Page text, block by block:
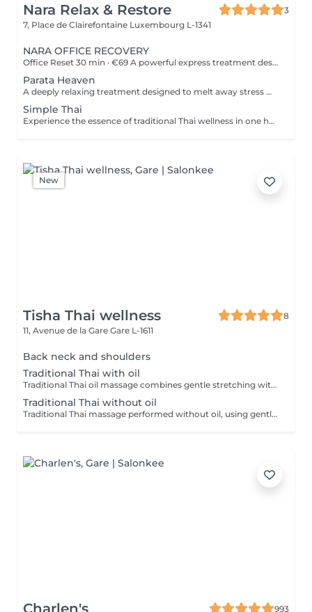
Nara Relax & Restore
3
7, Place de Clairefontaine Luxembourg L-1341
NARA OFFICE RECOVERY
Office Reset 30 min · €69 A powerful express treatment designed to release upper-body tension and calm the mind when time is limited. Includes: Upper Back Massage Neck & Shoulder Massage Acupressure Head Massage Targeted Hot Stones Cooling Jade Eye Mask Results: Looser muscles A lighter head Soothed, refreshed eyes A calmer mind Ideal during a lunch break or after work. Office Reset Plus 45 min · €89 A deeper upper-body recovery treatment with added foot relaxation for tired, heavy feet. Includes: Upper Back Massage Neck & Shoulder Massage Acupressure Head Massage Relaxing Foot Massage Targeted Hot Stones Cooling Jade Eye Mask Results: Reduced tension from prolonged sitting Refreshed feet and legs Renewed energy A calmer body and mind Executive Recovery 75 min · €139 Our complete head-to-toe ritual, created for accumulated stress and deeper physical fatigue. Includes: Detailed Back Massage Neck & Shoulder Massage Acupressure Head Massage Hand Acupressure Foot Reflexology Targeted Hot Stones Cooling Jade Eye Relaxation Results: Deeper muscular relaxation A lighter, re-energised body A calmer mind Restored balance and vitality Every treatment uses organic coconut oil and organic aromatherapy oils to soften the skin, ease muscular tension and promote deep relaxation.
Parata Heaven
A deeply relaxing treatment designed to melt away stress where it accumulates most. Combining a 60-minute Indian Head & Shoulder Massage with a 30-minute Office Syndrome Back & Shoulder Massage, this package focuses on the scalp, neck, shoulders, and upper back to release tension, calm the mind, and restore a feeling of lightness and wellbeing. Includes: Indian Head & Shoulder Massage 60 min Office Syndrome Back & Shoulder Massage 30 min
Simple Thai
Experience the essence of traditional Thai wellness in one harmonious ritual. Designed to relax the body, ease muscular tension, improve circulation, and restore a lasting sense of balance and wellbeing. Includes: Traditional Thai Oil Massage 90 min Thai Foot Reflexology 45 min
New
Tisha Thai wellness
8
11, Avenue de la Gare Gare L-1611
Back neck and shoulders
Traditional Thai with oil
Traditional Thai oil massage combines gentle stretching with flowing massage techniques using warm oil to ease muscle tension, improve circulation, and promote deep relaxation.
Traditional Thai without oil
Traditional Thai massage performed without oil, using gentle stretching and acupressure techniques to relieve muscle tension, improve flexibility, and promote deep relaxation.
Charlen's 993